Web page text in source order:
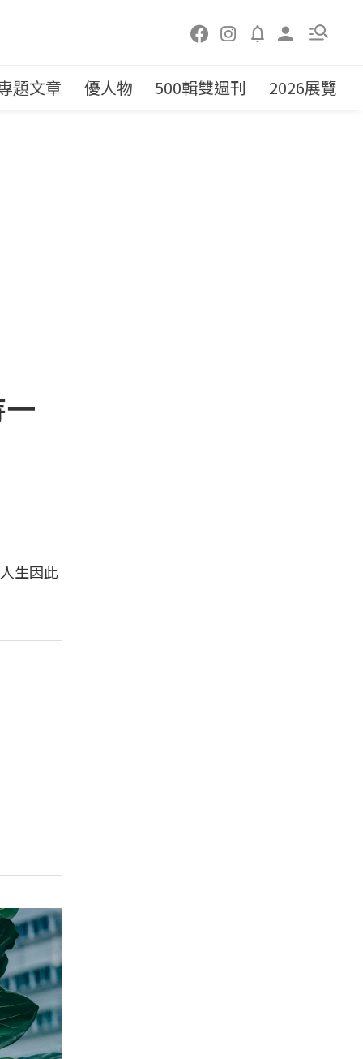
題文章 優人物 500輯雙週刊 2026展覽
生因此